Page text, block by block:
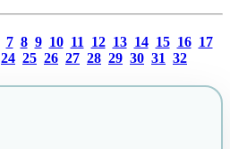
7 8 9 10 11 12 13 14 15 16 17
24 25 26 27 28 29 30 31 32